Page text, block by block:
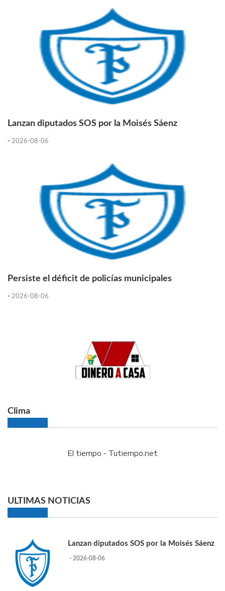
Lanzan diputados SOS por la Moisés Sáenz
- 2026-08-06
Persiste el déficit de policías municipales
- 2026-08-06
Clima
El tiempo - Tutiempo.net
ULTIMAS NOTICIAS
Lanzan diputados SOS por la Moisés Sáenz
- 2026-08-06